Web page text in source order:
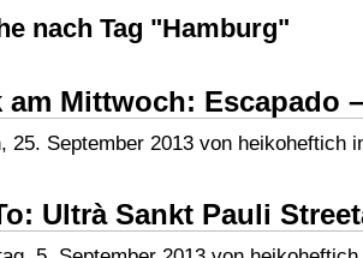
nach Tag "Hamburg"
am Mittwoch: Escapado
25. September 2013 von heikoheftich
Ultrà Sankt Pauli